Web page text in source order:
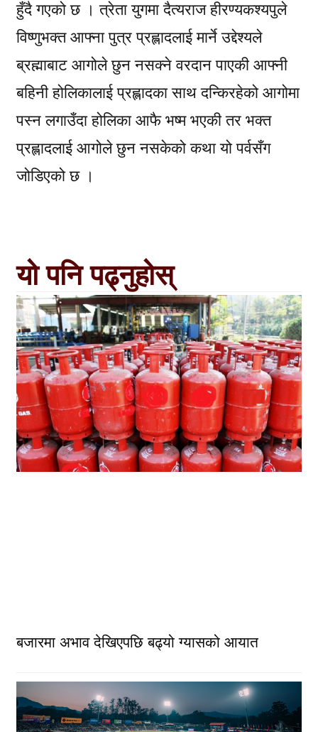
हुँदै गएको छ । त्रेता युगमा दैत्यराज हीरण्यकश्यपुले
विष्णुभक्त आफ्ना पुत्र प्रह्लादलाई मार्ने उद्देश्यले
ब्रह्माबाट आगोले छुन नसक्ने वरदान पाएकी आफ्नी
बहिनी होलिकालाई प्रह्लादका साथ दन्किरहेको आगोमा
पस्न लगाउँदा होलिका आफै भष्म भएकी तर भक्त
प्रह्लादलाई आगोले छुन नसकेको कथा यो पर्वसँग
जोडिएको छ ।
यो पनि पढ्नुहोस्
बजारमा अभाव देखिएपछि बढ्यो ग्यासको आयात